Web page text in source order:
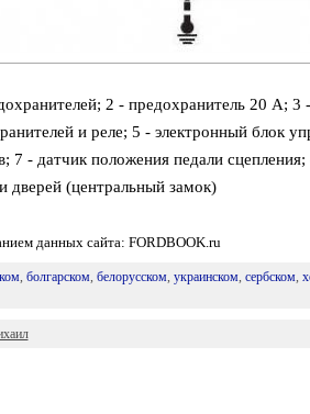
2 - предохранитель 20 А; 3
и реле; 5 - электронный блок
7 - датчик положения педали
дверей (центральный замок)
данных сайта: FORDBOOK.ru
, болгарском, белорусском, украинском, сербском,